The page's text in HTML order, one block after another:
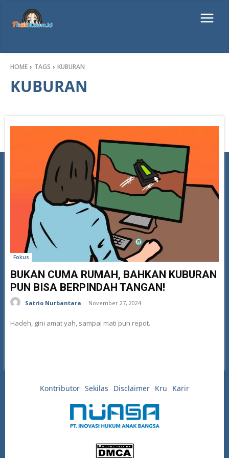
HOME TAGS KUBURAN
KUBURAN
Fokus
BUKAN CUMA RUMAH, BAHKAN KUBURAN
PUN BISA BERPINDAH TANGAN!
Satrio Nurbantara - November 27, 2024
Hadeh, gini amat yah, sampai mati pun repot.
Kontributor Sekilas Disclaimer Kru Karir